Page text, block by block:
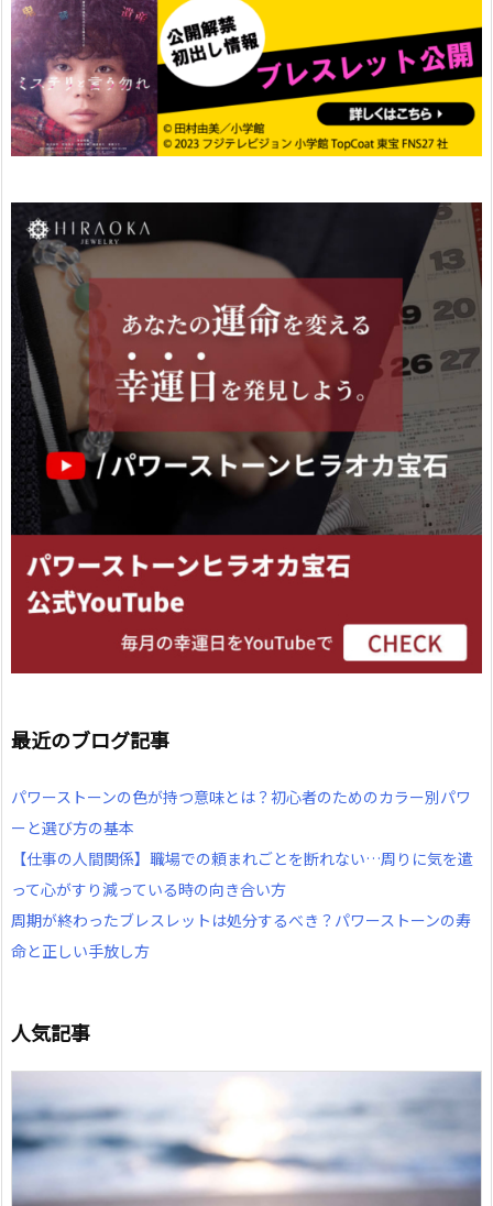
最近のブログ記事
パワーストーンの色が持つ意味とは？初心者のためのカラー別パワ
ーと選び方の基本
【仕事の人間関係】職場での頼まれごとを断れない…周りに気を遣
って心がすり減っている時の向き合い方
周期が終わったブレスレットは処分するべき？パワーストーンの寿
命と正しい手放し方
人気記事